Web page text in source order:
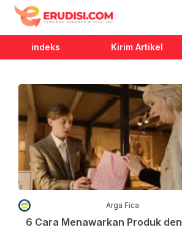
Erudisi
Temukan Jawaban dan Inspirasi
indeks Kirim Artikel
Arga Fica
6 Cara Menawarkan Produk